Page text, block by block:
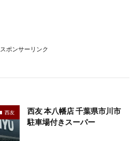
スポンサーリンク
西友
西友 本八幡店 千葉県市川市
駐車場付きスーパー